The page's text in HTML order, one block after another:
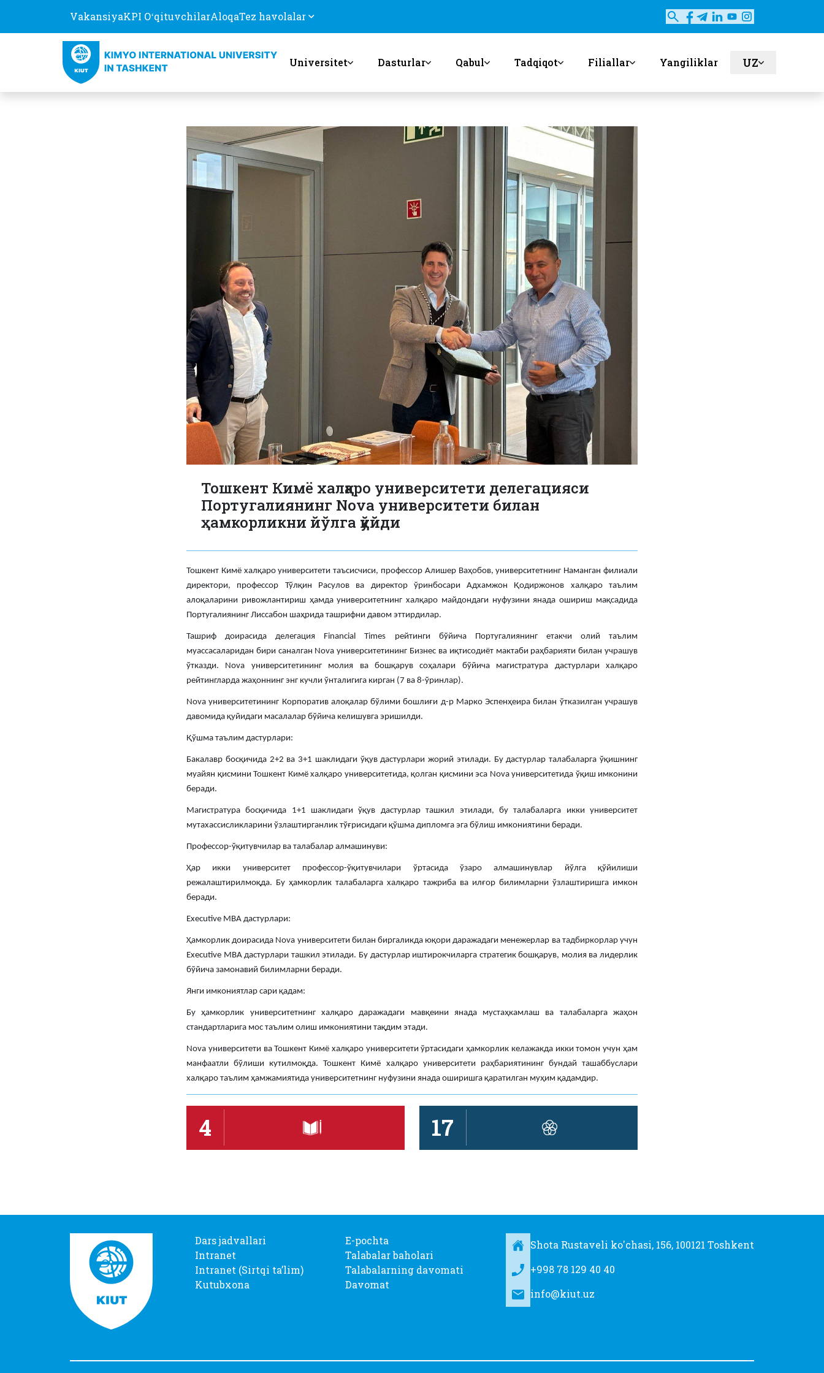
VakansiyaKPI OʻqituvchilarAloqaTez havolalar
Universitet Dasturlar Qabul Tadqiqot Filiallar Yangiliklar UZ
Тошкент Кимё халқаро университети делегацияси
Португалиянинг Nova университети билан
ҳамкорликни йўлга қўйди
Тошкент Кимё халқаро университети таъсисчиси, профессор Алишер Ваҳобов, университетнинг Наманган филиали
директори, профессор Тўлқин Расулов ва директор ўринбосари Адхамжон Қодиржонов халқаро таълим
алоқаларини ривожлантириш ҳамда университетнинг халқаро майдондаги нуфузини янада ошириш мақсадида
Португалиянинг Лиссабон шаҳрида ташрифни давом эттирдилар.
Ташриф доирасида делегация Financial Times рейтинги бўйича Португалиянинг етакчи олий таълим
муассасаларидан бири саналган Nova университетининг Бизнес ва иқтисодиёт мактаби раҳбарияти билан учрашув
ўтказди. Nova университетининг молия ва бошқарув соҳалари бўйича магистратура дастурлари халқаро
рейтингларда жаҳоннинг энг кучли ўнталигига кирган (7 ва 8-ўринлар).
Nova университетининг Корпоратив алоқалар бўлими бошлиғи д-р Марко Эспенҳеира билан ўтказилган учрашув
давомида қуйидаги масалалар бўйича келишувга эришилди.
Қўшма таълим дастурлари:
Бакалавр босқичида 2+2 ва 3+1 шаклидаги ўқув дастурлари жорий этилади. Бу дастурлар талабаларга ўқишнинг
муайян қисмини Тошкент Кимё халқаро университетида, қолган қисмини эса Nova университетида ўқиш имконини
беради.
Магистратура босқичида 1+1 шаклидаги ўқув дастурлар ташкил этилади, бу талабаларга икки университет
мутахассисликларини ўзлаштирганлик тўғрисидаги қўшма дипломга эга бўлиш имкониятини беради.
Профессор-ўқитувчилар ва талабалар алмашинуви:
Ҳар икки университет профессор-ўқитувчилари ўртасида ўзаро алмашинувлар йўлга қўйилиши
режалаштирилмоқда. Бу ҳамкорлик талабаларга халқаро тажриба ва илғор билимларни ўзлаштиришга имкон
беради.
Executive MBA дастурлари:
Ҳамкорлик доирасида Nova университети билан биргаликда юқори даражадаги менежерлар ва тадбиркорлар учун
Executive MBA дастурлари ташкил этилади. Бу дастурлар иштирокчиларга стратегик бошқарув, молия ва лидерлик
бўйича замонавий билимларни беради.
Янги имкониятлар сари қадам:
Бу ҳамкорлик университетнинг халқаро даражадаги мавқеини янада мустаҳкамлаш ва талабаларга жаҳон
стандартларига мос таълим олиш имкониятини тақдим этади.
Nova университети ва Тошкент Кимё халқаро университети ўртасидаги ҳамкорлик келажакда икки томон учун ҳам
манфаатли бўлиши кутилмоқда. Тошкент Кимё халқаро университети раҳбариятининг бундай ташаббуслари
халқаро таълим ҳамжамиятида университетнинг нуфузини янада оширишга қаратилган муҳим қадамдир.
4 17
Dars jadvallari
Intranet
Intranet (Sirtqi taʼlim)
Kutubxona
E-pochta
Talabalar baholari
Talabalarning davomati
Davomat
Shota Rustaveli ko'chasi, 156, 100121 Toshkent
+998 78 129 40 40
info@kiut.uz